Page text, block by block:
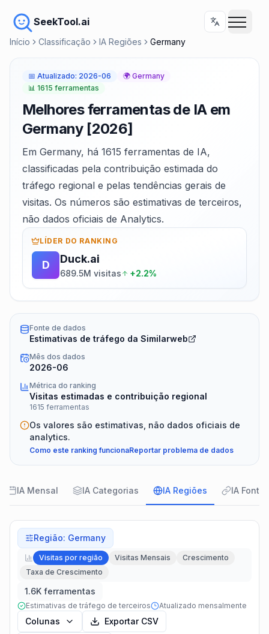
SeekTool.ai
Início Classificação IA Regiões Germany
📅 Atualizado: 2026-06 🌍 Germany
📊 1615 ferramentas
Melhores ferramentas de IA em
Germany [2026]
Em Germany, há 1615 ferramentas de IA,
classificadas pela contribuição estimada do
tráfego regional e pelas tendências gerais de
visitas. Os números são estimativas de terceiros,
não dados oficiais de Analytics.
LÍDER DO RANKING
D Duck.ai
689.5M visitas +2.2%
Fonte de dados
Estimativas de tráfego da Similarweb
Mês dos dados
2026-06
Métrica do ranking
Visitas estimadas e contribuição regional
1615 ferramentas
Os valores são estimativas, não dados oficiais de
analytics.
Como este ranking funcionaReportar problema de dados
IA Mensal IA Categorias IA Regiões IA Fontes
Região: Germany
Visitas por região Visitas Mensais
Crescimento
Taxa de Crescimento
1.6K ferramentas
Estimativas de tráfego de terceiros Atualizado mensalmente
Colunas Exportar CSV